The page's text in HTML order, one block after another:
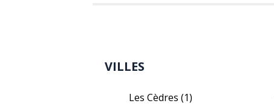
VILLES
Les Cèdres (1)